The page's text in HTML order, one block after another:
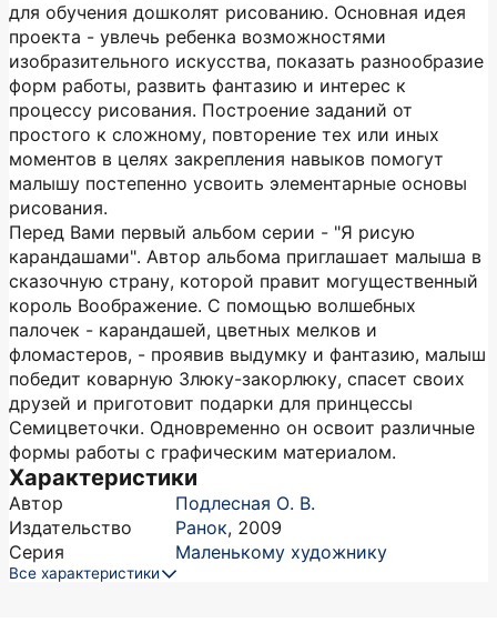
для обучения дошколят рисованию. Основная идея
проекта - увлечь ребенка возможностями
изобразительного искусства, показать разнообразие
форм работы, развить фантазию и интерес к
процессу рисования. Построение заданий от
простого к сложному, повторение тех или иных
моментов в целях закрепления навыков помогут
малышу постепенно усвоить элементарные основы
рисования.
Перед Вами первый альбом серии - "Я рисую
карандашами". Автор альбома приглашает малыша в
сказочную страну, которой правит могущественный
король Воображение. С помощью волшебных
палочек - карандашей, цветных мелков и
фломастеров, - проявив выдумку и фантазию, малыш
победит коварную Злюку-закорлюку, спасет своих
друзей и приготовит подарки для принцессы
Семицветочки. Одновременно он освоит различные
формы работы с графическим материалом.
Характеристики
Автор
Подлесная О. В.
Издательство
Ранок, 2009
Серия
Маленькому художнику
Все характеристики